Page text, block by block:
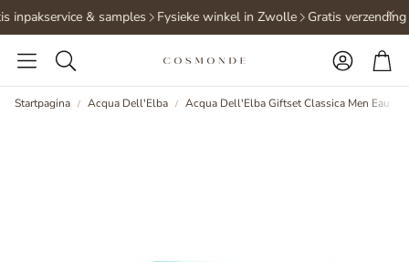
inpakservice & samples Fysieke winkel in Zwolle Gratis verzending
Zoeken
Startpagina Acqua Dell'Elba Acqua Dell'Elba Giftset Classica Men Eau